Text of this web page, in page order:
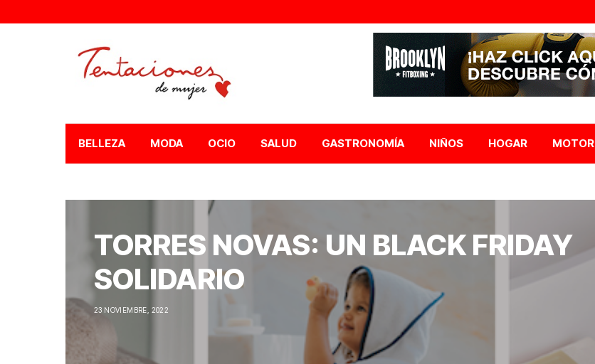
BELLEZA MODA OCIO SALUD GASTRONOMÍA NIÑOS HOGAR MOTOR
TORRES NOVAS: UN BLACK FRIDAY
SOLIDARIO
23 NOVIEMBRE, 2022